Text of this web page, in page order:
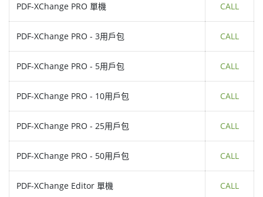
PDF-XChange PRO 單機 CALL
PDF-XChange PRO - 3用戶包 CALL
PDF-XChange PRO - 5用戶包 CALL
PDF-XChange PRO - 10用戶包 CALL
PDF-XChange PRO - 25用戶包 CALL
PDF-XChange PRO - 50用戶包 CALL
PDF-XChange Editor 單機 CALL